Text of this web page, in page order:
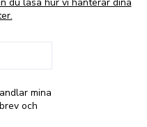
du läsa hur vi hanterar dina
mina
och